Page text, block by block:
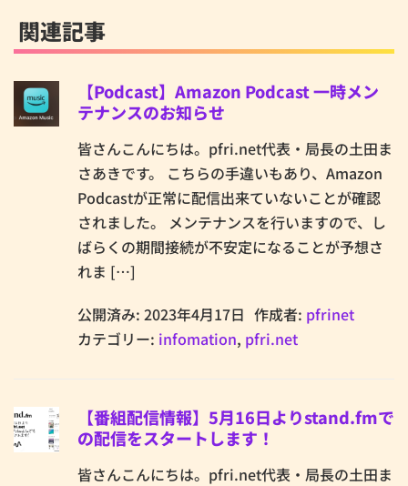
関連記事
【Podcast】Amazon Podcast 一時メン
テナンスのお知らせ
皆さんこんにちは。pfri.net代表・局長の土田ま
さあきです。 こちらの手違いもあり、Amazon
Podcastが正常に配信出来ていないことが確認
されました。 メンテナンスを行いますので、し
ばらくの期間接続が不安定になることが予想さ
れま […]
公開済み: 2023年4月17日 作成者: pfrinet
カテゴリー: infomation, pfri.net
【番組配信情報】5月16日よりstand.fmで
の配信をスタートします！
皆さんこんにちは。pfri.net代表・局長の土田ま